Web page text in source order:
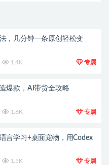
，几分钟一条原创轻松变
1.4K 专属
爆款，AI带货全攻略
1.6K 专属
言学习+桌面宠物，用Codex
1.5K 专属